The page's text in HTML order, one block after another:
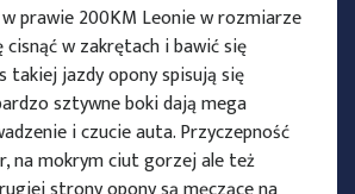
prawie 200KM Leonie w rozmiarze
cisnąć w zakrętach i bawić się
takiej jazdy opony spisują się
sztywne boki dają mega
i czucie auta. Przyczepność
na mokrym ciut gorzej ale też